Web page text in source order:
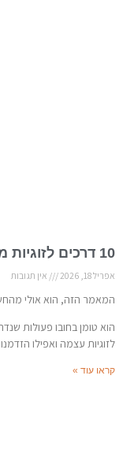
10 דרכים לזוגיות מצוינת בקורונה (חלק ב')
אפריל 18, 2026 אין תגובות
המאמר הזה, הוא אולי
הוא טומן בחובו פעולות
לזוגיות עצמה ואפילו
קראו עוד »